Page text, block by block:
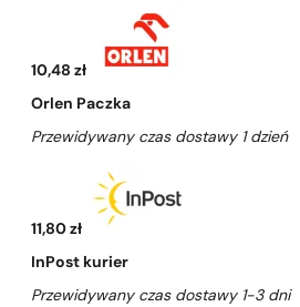
10,48 zł
Orlen Paczka
Przewidywany czas dostawy 1 dzień
11,80 zł
InPost kurier
Przewidywany czas dostawy 1-3 dni